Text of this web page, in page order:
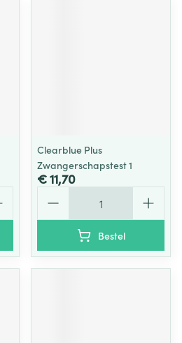
Clearblue Plus
Zwangerschapstest 1
€ 11,70
Bestel